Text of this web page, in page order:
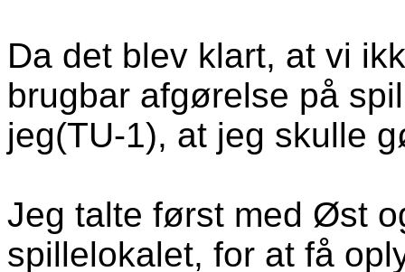
Da det blev klart, at vi
brugbar afgørelse på
jeg(TU-1), at jeg skulle
Jeg talte først med Øst
spillelokalet, for at få